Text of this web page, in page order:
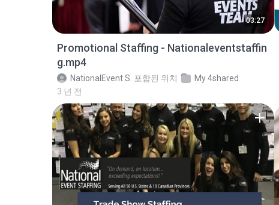
03:27
Promotional Staffing - Nationaleventstaffin
g.mp4
NationalEvent S. 포함된 위치
My 4shared
3 년 전